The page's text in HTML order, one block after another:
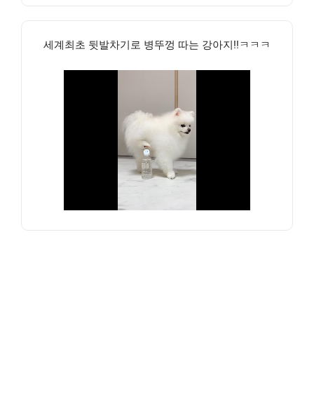
세계최초 뒷발차기로 병뚜껑 따는 강아지!!ㅋㅋㅋ